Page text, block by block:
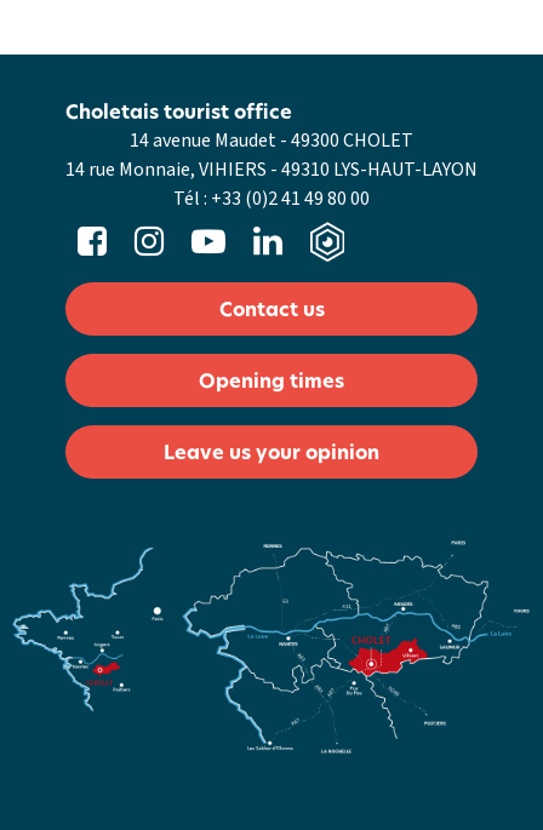
14 avenue Maudet - 49300 CHOLET
14 rue Monnaie, VIHIERS - 49310 LYS-HAUT-LAYON
Tél : +33 (0)2 41 49 80 00
Choletais tourist office
Contact us
Opening times
Leave us your opinion